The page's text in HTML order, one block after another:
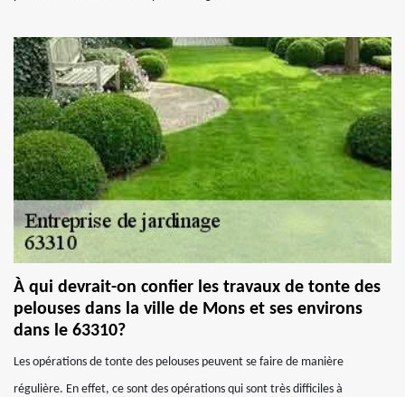
À qui devrait-on confier les travaux de tonte des
pelouses dans la ville de Mons et ses environs
dans le 63310?
Les opérations de tonte des pelouses peuvent se faire de manière
régulière. En effet, ce sont des opérations qui sont très difficiles à